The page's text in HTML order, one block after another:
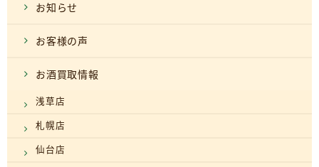
お知らせ
お客様の声
お酒買取情報
浅草店
札幌店
仙台店